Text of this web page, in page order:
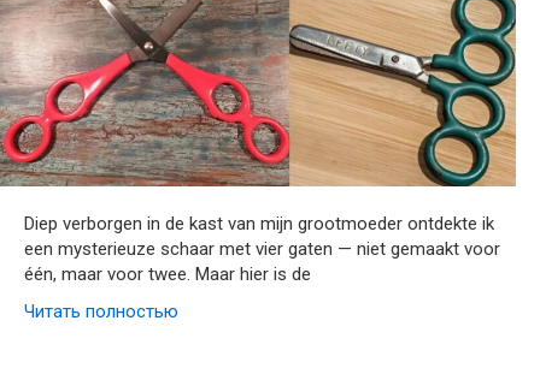
Diep verborgen in de kast van mijn grootmoeder ontdekte ik
een mysterieuze schaar met vier gaten — niet gemaakt voor
één, maar voor twee. Maar hier is de
Читать полностью